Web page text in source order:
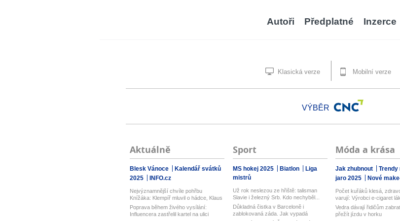
Autoři Předplatné Inzerce
Klasická verze Mobilní verze
VÝBĚR
Aktuálně
Blesk Vánoce
Kalendář svátků
2025
INFO.cz
Nejvýznamnější chvíle pohřbu
Knížáka: Klempíř mluvil o hádce, Klaus
vz...
Poprava během živého vysílání:
Influencera zastřelil kartel na ulici
Sport
MS hokej 2025 Biatlon
Liga
mistrů
Už rok neslezou ze hřiště: talisman
Slavie i železný Srb. Kdo nechyběl...
Důkladná čistka v Barceloně i
zablokovaná záda. Jak vypadá
Móda a krása
Jak zhubnout
Trendy
jaro 2025
Nové
Počet kuřáků klesá,
varují: Výrobci e-cigaret
Vedra dávají řidičům
přežít jízdu v horku